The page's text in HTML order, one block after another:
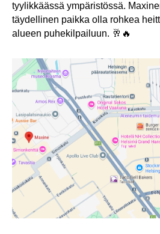
tyylikkäässä ympäristössä.
täydellinen paikka olla rohkea
alueen puhekilpailuun. 🥂🔥